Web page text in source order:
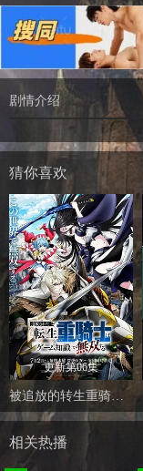
剧情介绍
猜你喜欢
更新第06集
被追放的转生重骑士用游戏知识开无双
相关热播